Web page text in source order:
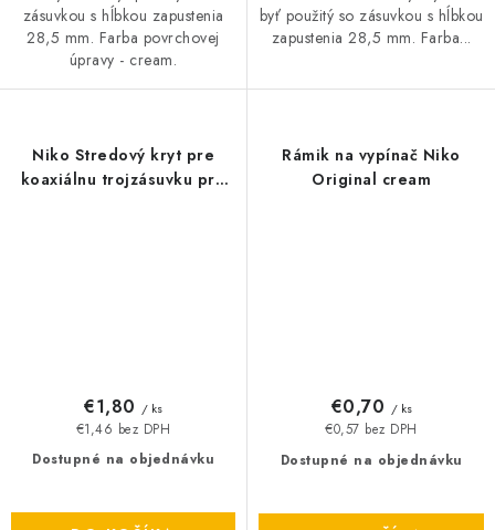
zásuvkou s hĺbkou zapustenia
28,5 mm. Farba povrchovej
úpravy - cream.
byť použitý so zásuvkou s hĺbkou
zapustenia 28,5 mm. Farba...
Niko Stredový kryt pre
koaxiálnu trojzásuvku pre
Dostupné na objednávku
€1,46 bez DPH
€1,80 / ks
Rámik na vypínač Niko
Original cream
Dostupné na objednávku
€0,57 bez DPH
€0,70 / ks